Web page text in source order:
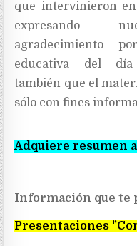
que intervinieron
expresando
agradecimiento
educativa del
también que el
sólo con fines
Adquiere resumen
Información que te
Presentaciones